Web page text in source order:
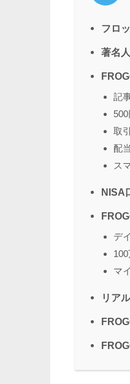
フロ
著名
記
取
配
ス
NISA
デ
マ
リア